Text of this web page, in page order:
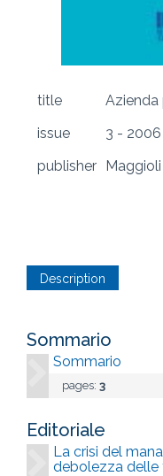
title
issue
3 - 2006
publisher
Description
Sommario
Sommario
pages: 3
Editoriale
La crisi del
debolezza delle